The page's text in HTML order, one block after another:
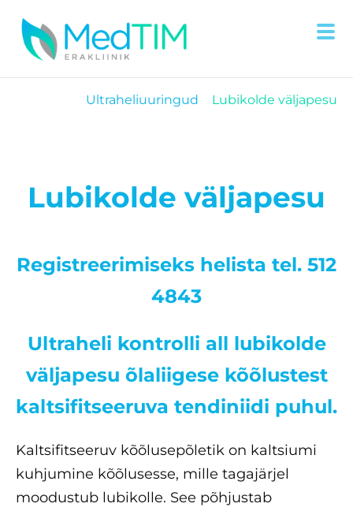
Ultraheliuuringud Lubikolde väljapesu
Lubikolde väljapesu
Registreerimiseks helista tel. 512
4843
Ultraheli kontrolli all lubikolde
väljapesu õlaliigese kõõlustest
kaltsifitseeruva tendiniidi puhul.
Kaltsifitseeruv kõõlusepõletik on kaltsiumi
kuhjumine kõõlusesse, mille tagajärjel
moodustub lubikolle. See põhjustab